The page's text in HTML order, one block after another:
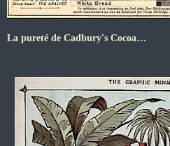
La pureté de Cadbury's Cocoa…